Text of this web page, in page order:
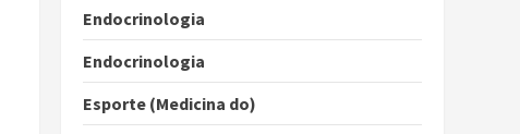
Endocrinologia
Endocrinologia
Esporte (Medicina do)